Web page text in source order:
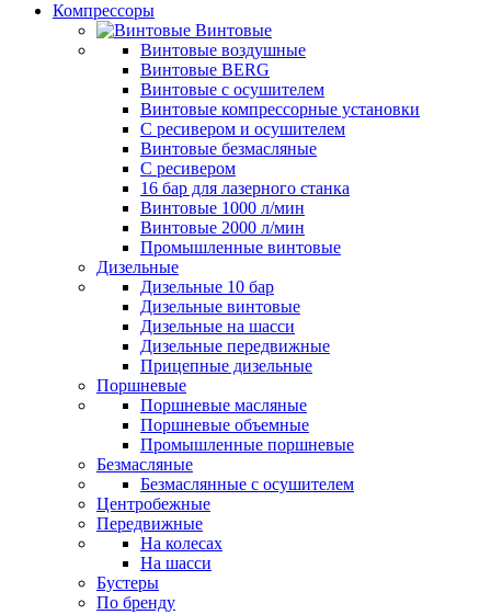
Компрессоры
Винтовые
Винтовые воздушные
Винтовые BERG
Винтовые с осушителем
Винтовые компрессорные установки
C ресивером и осушителем
Винтовые безмасляные
C ресивером
16 бар для лазерного станка
Винтовые 1000 л/мин
Винтовые 2000 л/мин
Промышленные винтовые
Дизельные
Дизельные 10 бар
Дизельные винтовые
Дизельные на шасси
Дизельные передвижные
Прицепные дизельные
Поршневые
Поршневые масляные
Поршневые объемные
Промышленные поршневые
Безмасляные
Безмаслянные с осушителем
Центробежные
Передвижные
На колесах
На шасси
Бустеры
По бренду